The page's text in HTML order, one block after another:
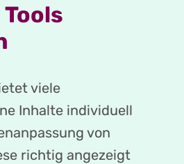
viele
Inhalte individuell
von
richtig angezeigt